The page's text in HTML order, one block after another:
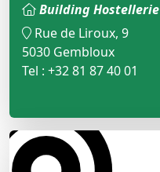
Building Hostellerie
Rue de Liroux, 9
5030 Gembloux
Tel : +32 81 87 40 01